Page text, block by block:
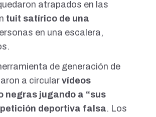
atrapados en las
tuit satírico de una
en una escalera,
de generación de
a circularvídeos
negras jugando a “sus
deportiva falsa. Los